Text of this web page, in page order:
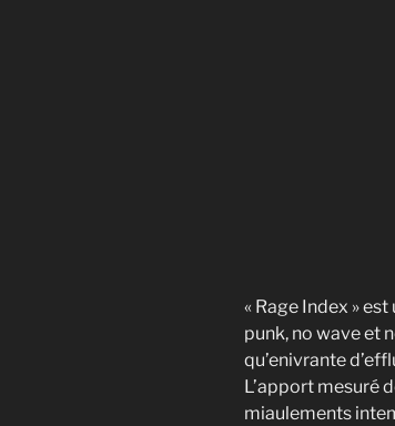
« Rage Index »
punk, no wave et
qu’enivrante
L’apport mesuré
miaulements